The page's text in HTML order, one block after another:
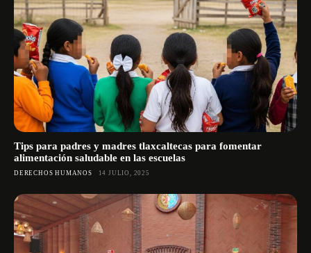
Tips para padres y madres tlaxcaltecas para fomentar
alimentación saludable en las escuelas
DERECHOS HUMANOS 14 JULIO, 2025